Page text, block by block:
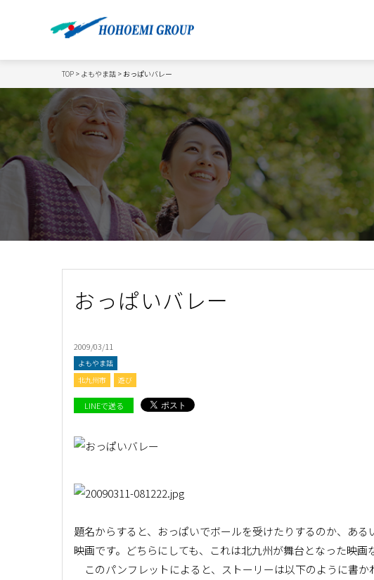
TOP > よもやま話 > おっぱいバレー
おっぱいバレー
2009/03/11
よもやま話
北九州市
遊び
LINEで送る
題名からすると、おっぱいでボールを受けたりするのか、あ
映画です。どちらにしても、これは北九州が舞台となった映画
このパンフレットによると、ストーリーは以下のように書か